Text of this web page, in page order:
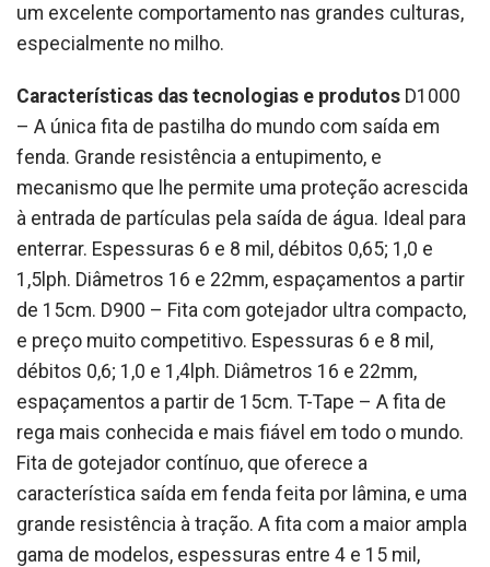
um excelente comportamento nas grandes culturas,
especialmente no milho.
Características das tecnologias e produtos D1000
– A única fita de pastilha do mundo com saída em
fenda. Grande resistência a entupimento, e
mecanismo que lhe permite uma proteção acrescida
à entrada de partículas pela saída de água. Ideal para
enterrar. Espessuras 6 e 8 mil, débitos 0,65; 1,0 e
1,5lph. Diâmetros 16 e 22mm, espaçamentos a partir
de 15cm. D900 – Fita com gotejador ultra compacto,
e preço muito competitivo. Espessuras 6 e 8 mil,
débitos 0,6; 1,0 e 1,4lph. Diâmetros 16 e 22mm,
espaçamentos a partir de 15cm. T-Tape – A fita de
rega mais conhecida e mais fiável em todo o mundo.
Fita de gotejador contínuo, que oferece a
característica saída em fenda feita por lâmina, e uma
grande resistência à tração. A fita com a maior ampla
gama de modelos, espessuras entre 4 e 15 mil,